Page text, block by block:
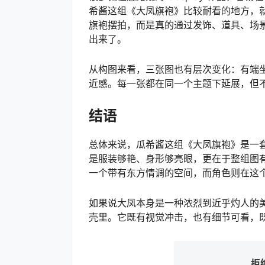
希酱这组《大凤旗袍》比较耐看的地方
旗袍摆拍，而是真的通过发饰、道具、
出来了。
从构图来看，三张图也有层次变化：有
近感。每一张都在同一个主题下延展，
结语
总体来说，瓜希酱这组《大凤旗袍》是
是服装够艳、身形够亮眼，更在于整组
一个带有东方情调的空间，而角色则在
如果说大凤本身是一种浓烈到近乎灼人
壳里。它既有视觉冲击，也有细节可看